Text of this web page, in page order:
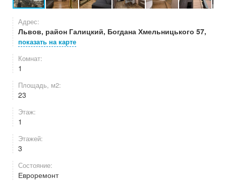
Адрес:
Львов, район Галицкий, Богдана Хмельницького 57,
показать на карте
Комнат:
1
Площадь, м2:
23
Этаж:
1
Этажей:
3
Состояние:
Евроремонт